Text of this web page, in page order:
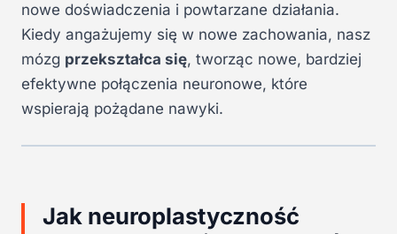
nowe doświadczenia i powtarzane działania.
Kiedy angażujemy się w nowe zachowania, nasz
mózg przekształca się, tworząc nowe, bardziej
efektywne połączenia neuronowe, które
wspierają pożądane nawyki.
Jak neuroplastyczność